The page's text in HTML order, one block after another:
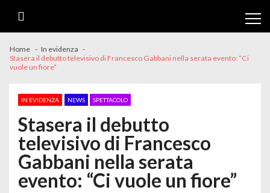
Home
In evidenza
Stasera il debutto televisivo di Francesco Gabbani nella serata evento: “Ci
vuole un fiore”
IN EVIDENZA NEWS SPETTACOLO
Stasera il debutto
televisivo di Francesco
Gabbani nella serata
evento: “Ci vuole un fiore”